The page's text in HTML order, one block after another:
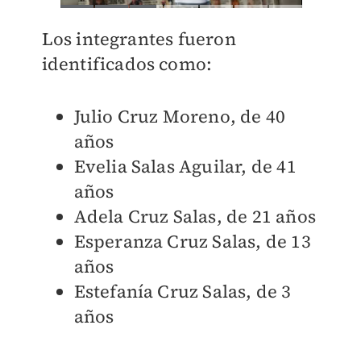
Los integrantes fueron
identificados como:
Julio Cruz Moreno, de 40
años
Evelia Salas Aguilar, de 41
años
Adela Cruz Salas, de 21 años
Esperanza Cruz Salas, de 13
años
Estefanía Cruz Salas, de 3
años